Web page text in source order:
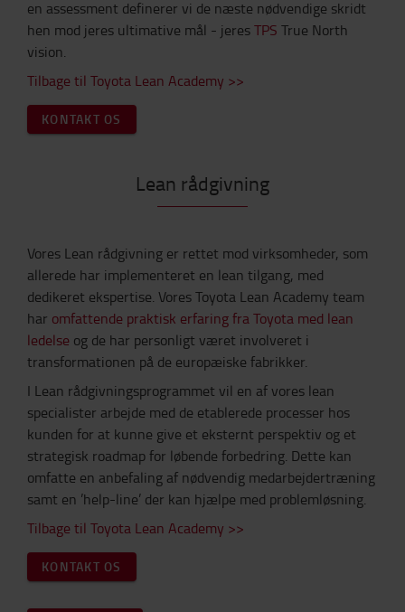
en assessment definerer vi de næste nødvendige skridt
hen mod jeres ultimative mål - jeresTPS True North
vision.
Tilbage til Toyota Lean Academy >>
KONTAKT OS
Lean rådgivning
Vores Lean rådgivning er rettet mod virksomheder, som
allerede har implementeret en lean tilgang, med
dedikeret ekspertise. Vores Toyota Lean Academy team
har omfattende praktisk erfaring fra Toyota med lean
ledelse og de har personligt været involveret i
transformationen på de europæiske fabrikker.
I Lean rådgivningsprogrammet vil en af vores lean
specialister arbejde med de etablerede processer hos
kunden for at kunne give et eksternt perspektiv og et
strategisk roadmap for løbende forbedring. Dette kan
omfatte en anbefaling af nødvendig medarbejdertræning
samt en ’help-line’ der kan hjælpe med problemløsning.
Tilbage til Toyota Lean Academy >>
KONTAKT OS